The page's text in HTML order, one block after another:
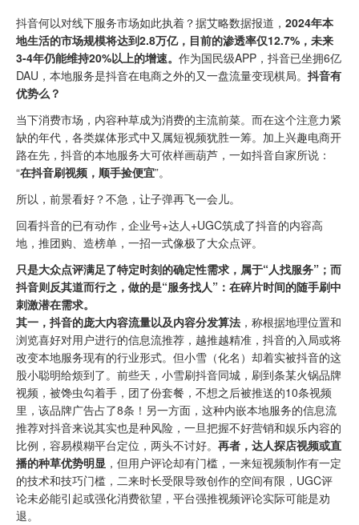
抖音何以对线下服务市场如此执着？据艾略数据报道， 2024年本
地生活的市场规模将达到2.8万亿，目前的渗透率仅12.7%，未来
3-4年仍能维持20%以上的增速。 作为国民级APP，抖音已坐拥6亿
DAU，本地服务是抖音在电商之外的又一盘流量变现棋局。 抖音有
优势么？
当下消费市场，内容种草成为消费的主流前菜。而在这个注意力紧
缺的年代，各类媒体形式中又属短视频犹胜一筹。加上兴趣电商开
路在先，抖音的本地服务大可依样画葫芦，一如抖音自家所说：
“在抖音刷视频，顺手捡便宜”。
所以，前景看好？不急，让子弹再飞一会儿。
回看抖音的已有动作，企业号+达人+UGC筑成了抖音的内容高
地，推团购、造榜单，一招一式像极了大众点评。
只是大众点评满足了特定时刻的确定性需求，属于“人找服务”；而
抖音则反其道而行之，做的是“服务找人”：在碎片时间的随手刷中
刺激潜在需求。
其一，抖音的庞大内容流量以及内容分发算法 ，称根据地理位置和
浏览喜好对用户进行的信息流推荐，越推越精准，抖音的入局或将
改变本地服务现有的行业形式。但小雪（化名）却着实被抖音的这
股小聪明给烦到了。前些天，小雪刷抖音同城，刷到条某火锅品牌
视频，被馋虫勾着手，团了份套餐，不想之后被推送的10条视频
里，该品牌广告占了8条！另一方面，这种内嵌本地服务的信息流
推荐对抖音来说其实也是种风险，一旦把握不好营销和娱乐内容的
比例，容易模糊平台定位，两头不讨好。 再者，达人探店视频或直
播的种草优势明显 ，但用户评论却有门槛，一来短视频制作有一定
的技术和技巧门槛，二来时长受限导致创作的空间有限，UGC评
论未必能引起或强化消费欲望，平台强推视频评论实际可能是劝
退。